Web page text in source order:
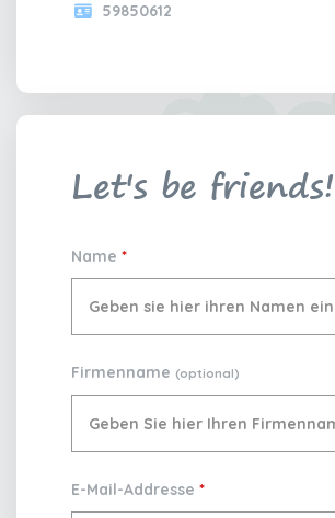
59850612
Let's be friends!
Name *
Firmenname (optional)
E-Mail-Addresse *